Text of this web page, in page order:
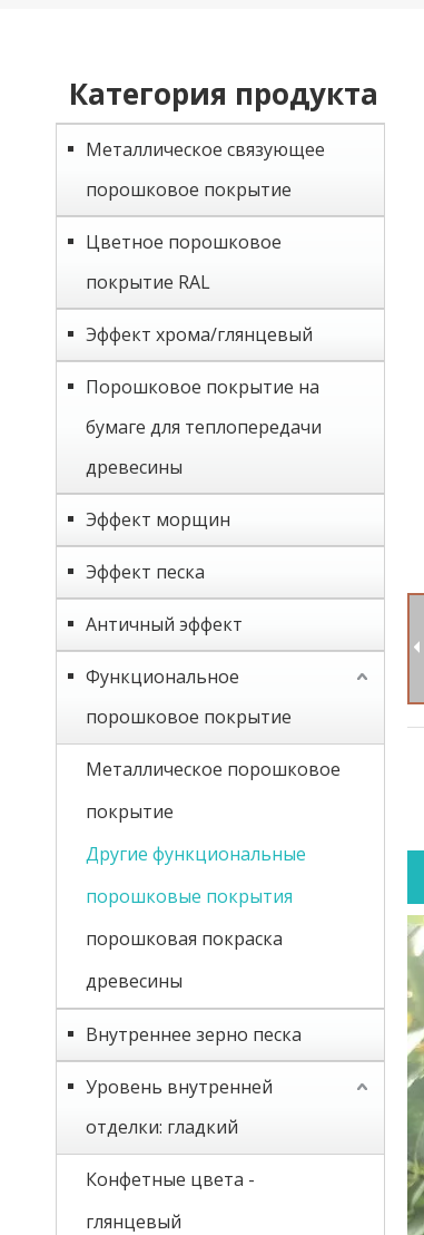
Категория продукта
Металлическое связующее
порошковое покрытие
Цветное порошковое
покрытие RAL
Эффект хрома/глянцевый
Порошковое покрытие на
бумаге для теплопередачи
древесины
Эффект морщин
Эффект песка
Античный эффект
Функциональное
порошковое покрытие
Металлическое порошковое
покрытие
Другие функциональные
порошковые покрытия
порошковая покраска
древесины
Внутреннее зерно песка
Уровень внутренней
отделки: гладкий
Конфетные цвета -
глянцевый